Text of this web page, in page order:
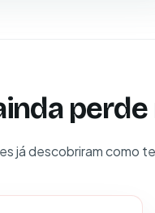
já descobriram como